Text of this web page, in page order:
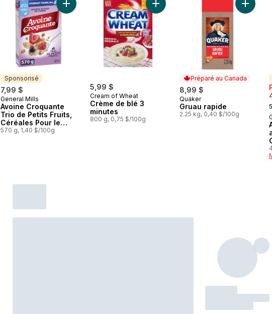
Sponsorisé
7,99 $
Sponsorisé
General Mills
Avoine Croquante
Trio de Petits Fruits,
Céréales Pour le
Petit-Déjeuner Riche
570 g, 1,40 $/100g
Ajouter Avoine Croquante Trio de Petits Fruits, Céréales Pour
5,99 $
Cream of Wheat
Crème de blé 3
minutes
800 g, 0,75 $/100g
Ajouter Crème de blé 3 minutes au
Préparé au Canada
8,99 $
Préparé au Canada
Quaker
Gruau rapide
2.25 kg, 0,40 $/100g
Ajouter